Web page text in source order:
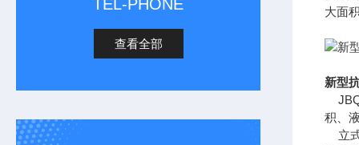
TEL-PHONE
查看全部
大面
新型
JBQ
积、
立式